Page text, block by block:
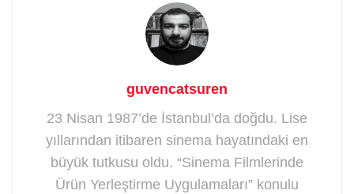
guvencatsuren
23 Nisan 1987’de İstanbul’da doğdu. Lise
yıllarından itibaren sinema hayatındaki en
büyük tutkusu oldu. “Sinema Filmlerinde
Ürün Yerleştirme Uygulamaları” konulu